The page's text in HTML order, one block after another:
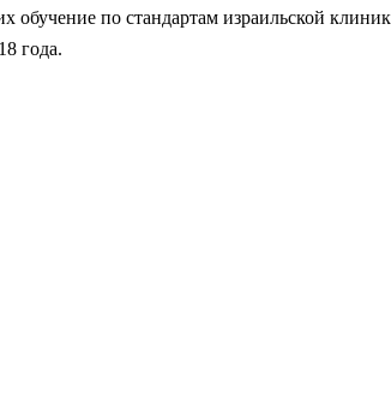
обучение по стандартам израильской
года.